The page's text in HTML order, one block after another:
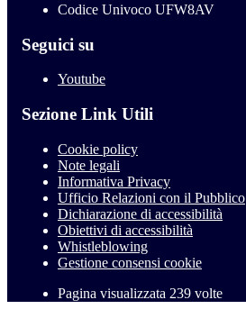
Codice Univoco UFW8AV
Seguici su
Youtube
Sezione Link Utili
Cookie policy
Note legali
Informativa Privacy
Ufficio Relazioni con il Pubblico
Dichiarazione di accessibilità
Obiettivi di accessibilità
Whistleblowing
Gestione consensi cookie
Pagina visualizzata 239 volte